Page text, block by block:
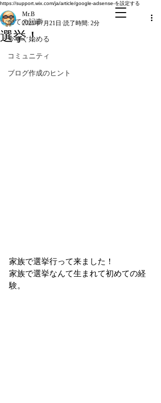
https://support.wix.com/ja/article/google-adsense-を設定する
全ての記事
今すぐ始める
コミュニティ
ブログ作成のヒント
選挙！
Mr.B
2025年7月21日 読了時間: 2分
家族で選挙行って来ました！
家族で選挙なんて生まれて初めての経
験。